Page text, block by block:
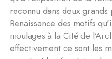
reconnu dans deux
Renaissance des motifs
moulages à la Cité de
effectivement ce sont les